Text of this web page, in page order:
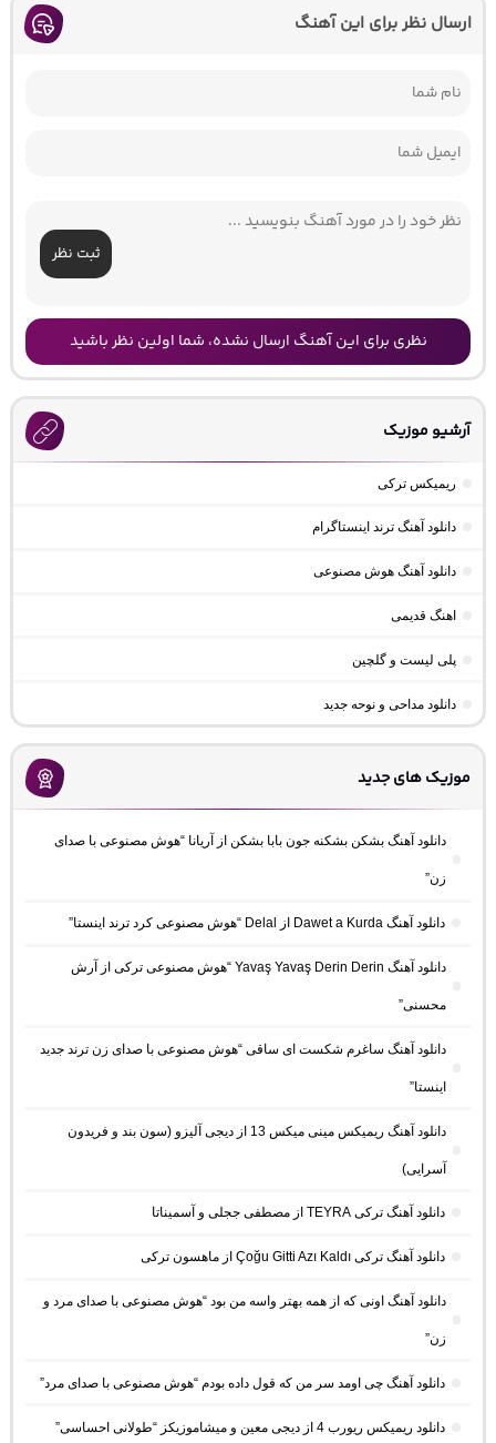
ارسال نظر برای این آهنگ
ثبت نظر
نظری برای این آهنگ ارسال نشده، شما اولین نظر باشید
آرشیو موزیک
ریمیکس ترکی
دانلود آهنگ ترند اینستاگرام
دانلود آهنگ هوش مصنوعی
اهنگ قدیمی
پلی لیست و گلچین
دانلود مداحی و نوحه جدید
موزیک های جدید
دانلود آهنگ بشکن بشکنه جون بابا بشکن از آریانا “هوش مصنوعی با صدای
زن”
دانلود آهنگ Dawet a Kurda از Delal “هوش مصنوعی کرد ترند اینستا”
دانلود آهنگ Yavaş Yavaş Derin Derin “هوش مصنوعی ترکی از آرش
محسنی”
دانلود آهنگ ساغرم شکست ای ساقی “هوش مصنوعی با صدای زن ترند جدید
اینستا”
دانلود آهنگ ریمیکس مینی میکس 13 از دیجی آلیزو (سون بند و فریدون
آسرایی)
دانلود آهنگ ترکی TEYRA از مصطفی ججلی و آسمیناتا
دانلود آهنگ ترکی Çoğu Gitti Azı Kaldı از ماهسون ترکی
دانلود آهنگ اونی که از همه بهتر واسه من بود “هوش مصنوعی با صدای مرد و
زن”
دانلود آهنگ چی اومد سر من که قول داده بودم “هوش مصنوعی با صدای مرد”
دانلود ریمیکس ریورب 4 از دیجی معین و میشاموزیکز “طولانی احساسی”